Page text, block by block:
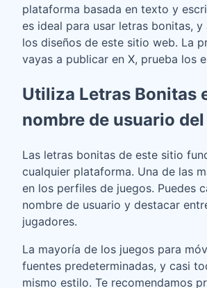
plataforma basada en texto y
es ideal para usar letras bonitas,
los diseños de este sitio web. La
vayas a publicar en X, prueba los
Utiliza Letras Bonitas
nombre de usuario
Las letras bonitas de este sitio
cualquier plataforma. Una de las
en los perfiles de juegos. Puedes
nombre de usuario y destacar
jugadores.
La mayoría de los juegos para
fuentes predeterminadas, y casi
mismo estilo. Te recomendamos